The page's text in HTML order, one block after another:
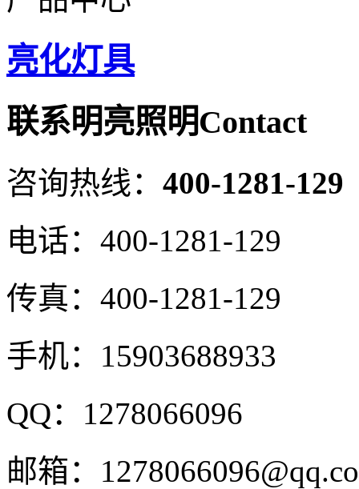
亮化灯具
联系明亮照明Contact
咨询热线： 400-1281-129
电话： 400-1281-129
传真： 400-1281-129
手机： 15903688933
QQ： 1278066096
邮箱：